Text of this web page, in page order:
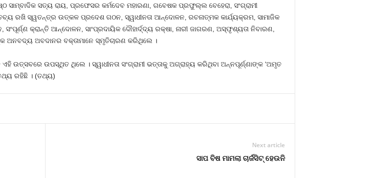
ସତ୍ୟ ରାୟ, ପ୍ରଫେସର କର୍ମଦେବ ମହାରଣା, ଗବେଷକ ପ୍ରଫୁଲ୍ଲ ବେହେରା, ସଂଗ୍ରାମୀ
ରଖି ସ୍ୱତନ୍ତ୍ର ଉତ୍କଳ ପ୍ରଦେଶ ଗଠନ, ସ୍ୱାଧୀନତା ଆନ୍ଦୋଳନ, ରଚନାତ୍ମକ କାର୍ଯ୍ୟକ୍ରମ, ସାମାଜିକ
କ୍ରାନ୍ତି ଆନ୍ଦୋଳନ, ସାଂପ୍ରଦାୟିକ ଦୌହାର୍ଦ୍ଦ୍ୟ ରକ୍ଷା, ନାରୀ ଜାଗରଣ, ଅସ୍ଫୃଶ୍ୟତା ନିବାରଣ,
ଅନବଦ୍ୟ ଅବଦାନର ବକ୍ତାମାନେ ସ୍ମୃତିଚାରଣ କରିଥିଲେ ।
ଏହି ଉତ୍ସବରେ ଉପସ୍ଥିତ ଥିଲେ । ସ୍ୱାଧୀନତା ସଂଗ୍ରାମୀ ଭତ୍ତାକୁ ଅଗ୍ରାହ୍ୟ କରିଥିବା ଅନ୍ନପୂର୍ଣ୍ଣାଙ୍କ ‘ଅମୃତ
ରହିଛି । (ତଥ୍ୟ)
Next article
ସାପ ବିଷ ମାମଲା ଚାର୍ଜସିଟ୍‍ ହେଉନି